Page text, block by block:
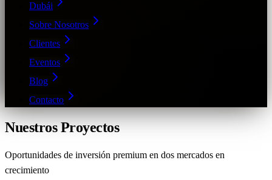
Dubái
Sobre Nosotros
Clientes
Eventos
Blog
Contacto
Nuestros Proyectos
Oportunidades de inversión premium en dos mercados en
crecimiento